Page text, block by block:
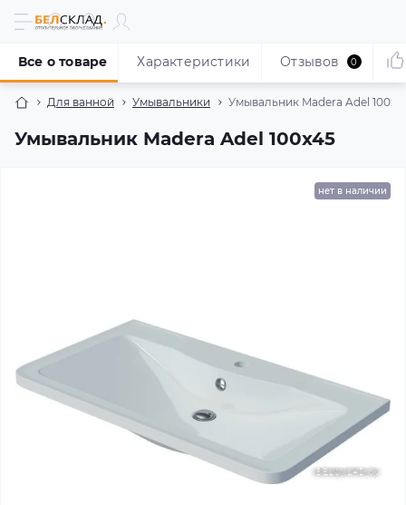
Для ванной Умывальники Умывальник Madera Adel
Умывальник Madera Adel 100x45
Все о товаре Характеристики Отзывов 0
нет в наличии